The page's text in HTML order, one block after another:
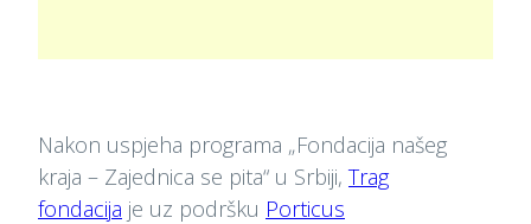
Nakon uspjeha programa „Fondacija našeg
kraja – Zajednica se pita“ u Srbiji, Trag
fondacija je uz podršku Porticus